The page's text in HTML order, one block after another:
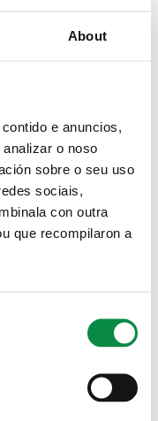
About
e anuncios,
o noso
sobre o seu uso
sociais,
con outra
que recompilaron a
son as
edición do
acolle mañá
se